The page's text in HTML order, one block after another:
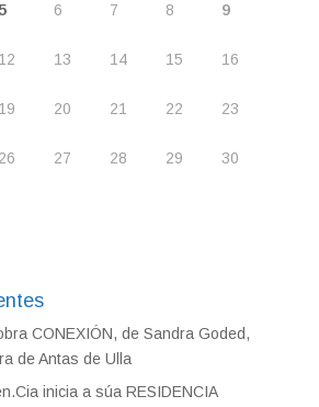
6 7 8 9
12 13 14 15 16
19 20 21 22 23
26 27 28 29 30
CONEXIÓN, de Sandra Goded,
de Antas de Ulla
inicia a súa RESIDENCIA